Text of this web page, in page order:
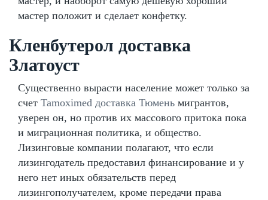
мастер положит и сделает конфетку.
Кленбутерол доставка
Златоуст
Существенно вырасти население может только за
счет Tamoximed доставка Тюмень мигрантов,
уверен он, но против их массового притока пока
и миграционная политика, и общество.
Лизинговые компании полагают, что если
лизингодатель предоставил финансирование и у
него нет иных обязательств перед
лизингополучателем, кроме передачи права